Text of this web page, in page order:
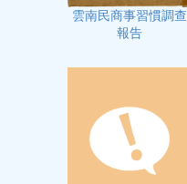
雲南民商事習慣調查
報告